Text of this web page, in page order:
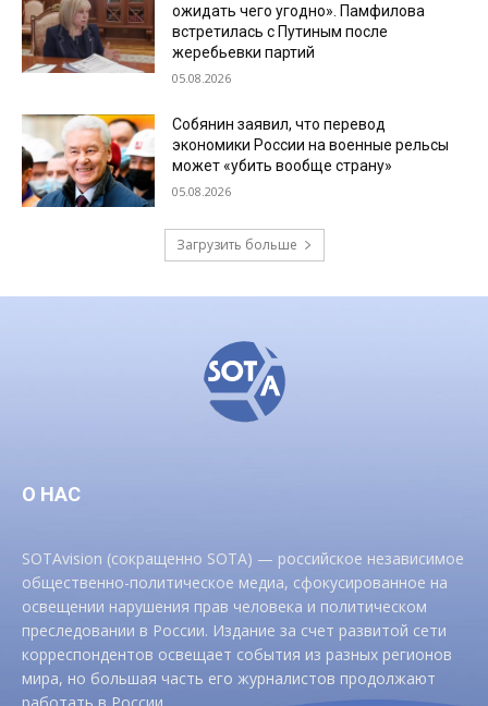
ожидать чего угодно». Памфилова
встретилась с Путиным после
жеребьевки партий
05.08.2026
Собянин заявил, что перевод
экономики России на военные рельсы
может «убить вообще страну»
05.08.2026
Загрузить больше
О НАС
SOTAvision (сокращенно SOTA) — российское независимое
общественно-политическое медиа, сфокусированное на
освещении нарушения прав человека и политическом
преследовании в России. Издание за счет развитой сети
корреспондентов освещает события из разных регионов
мира, но большая часть его журналистов продолжают